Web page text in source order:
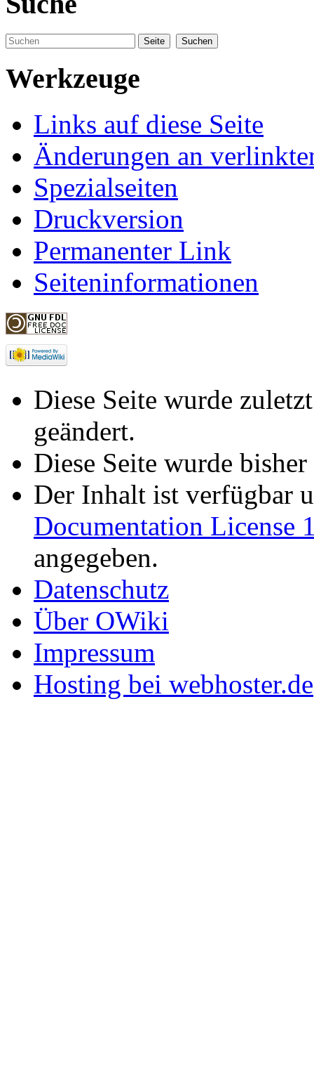
Werkzeuge
Links auf diese Seite
Änderungen an
Spezialseiten
Druckversion
Permanenter Link
Seiteninformationen
Diese Seite wurde
geändert.
Diese Seite wurde
Der Inhalt ist verfügbar
Documentation License
angegeben.
Datenschutz
Über OWiki
Impressum
Hosting bei webhoster.de